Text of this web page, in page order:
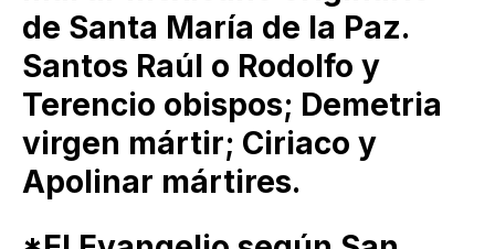
de Santa María de la Paz.
Santos Raúl o Rodolfo y
Terencio obispos; Demetria
virgen mártir; Ciriaco y
Apolinar mártires.